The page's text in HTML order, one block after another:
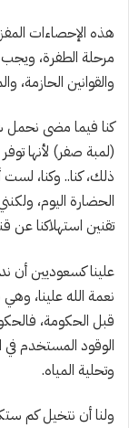
هذه الإحصاءات
مرحلة الطفرة، ويجب
والقوانين الحازمة،
كنا فيما مضى نحمل
(لمبة صفر) لأنها
ذلك، كنا.. وكنا،
الحضارة اليوم،
تقنين استهلاكنا عن
علينا كسعوديين أن
نعمة الله علينا،
الوقود المستخدم في
وتحلية المياه.
ولنا أن نتخيل كم